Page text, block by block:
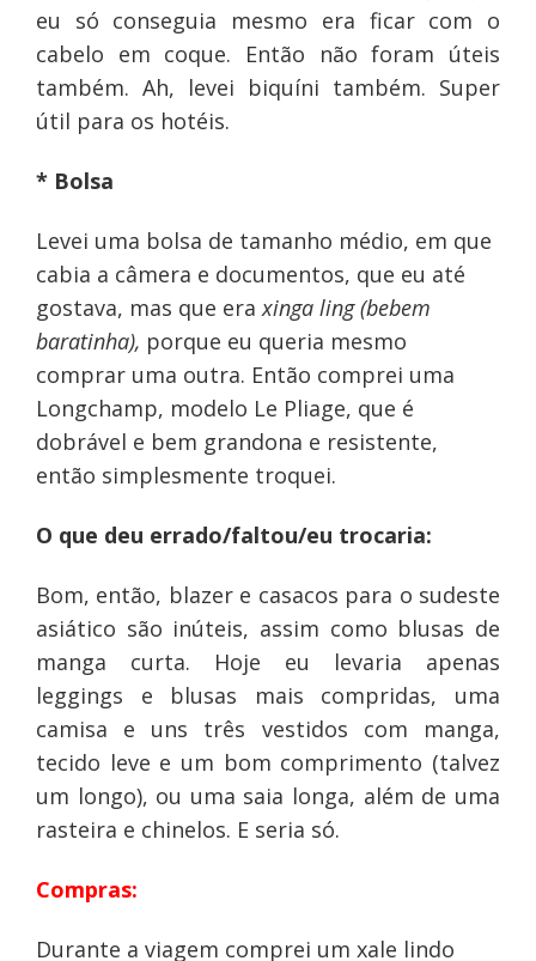
eu só conseguia mesmo era ficar com o
cabelo em coque. Então não foram úteis
também. Ah, levei biquíni também. Super
útil para os hotéis.
* Bolsa
Levei uma bolsa de tamanho médio, em que
cabia a câmera e documentos, que eu até
gostava, mas que eraxinga ling (bebem
baratinha), porque eu queria mesmo
comprar uma outra. Então comprei uma
Longchamp, modelo Le Pliage, que é
dobrável e bem grandona e resistente,
então simplesmente troquei.
O que deu errado/faltou/eu trocaria:
Bom, então, blazer e casacos para o sudeste
asiático são inúteis, assim como blusas de
manga curta. Hoje eu levaria apenas
leggings e blusas mais compridas, uma
camisa e uns três vestidos com manga,
tecido leve e um bom comprimento (talvez
um longo), ou uma saia longa, além de uma
rasteira e chinelos. E seria só.
Compras:
Durante a viagem comprei um xale lindo